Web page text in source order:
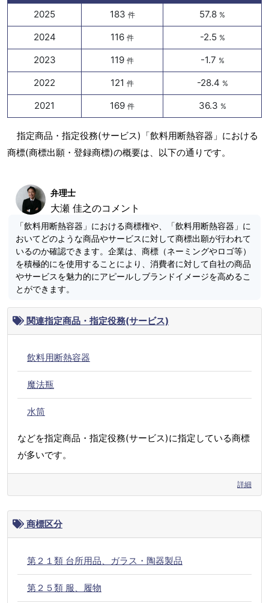
2025
183 件 57.8 %
2024 116 件 -2.5 %
2023 119 件 -1.7 %
2022 121 件 -28.4 %
2021 169 件 36.3 %
指定商品・指定役務(サービス)「飲料用断熱容器」における
商標(商標出願・登録商標)の概要は、以下の通りです。
弁理士
大瀬 佳之のコメント
「飲料用断熱容器」における商標権や、「飲料用断熱容器」に
おいてどのような商品やサービスに対して商標出願が行われて
いるのか確認できます。企業は、商標（ネーミングやロゴ等）
を積極的にを使用することにより、消費者に対して自社の商品
やサービスを魅力的にアピールしブランドイメージを高めるこ
とができます。
関連指定商品・指定役務(サービス)
飲料用断熱容器
魔法瓶
水筒
などを指定商品・指定役務(サービス)に指定している商標
が多いです。
詳細
商標区分
第２１類 台所用品、ガラス・陶器製品
第２５類 服、履物